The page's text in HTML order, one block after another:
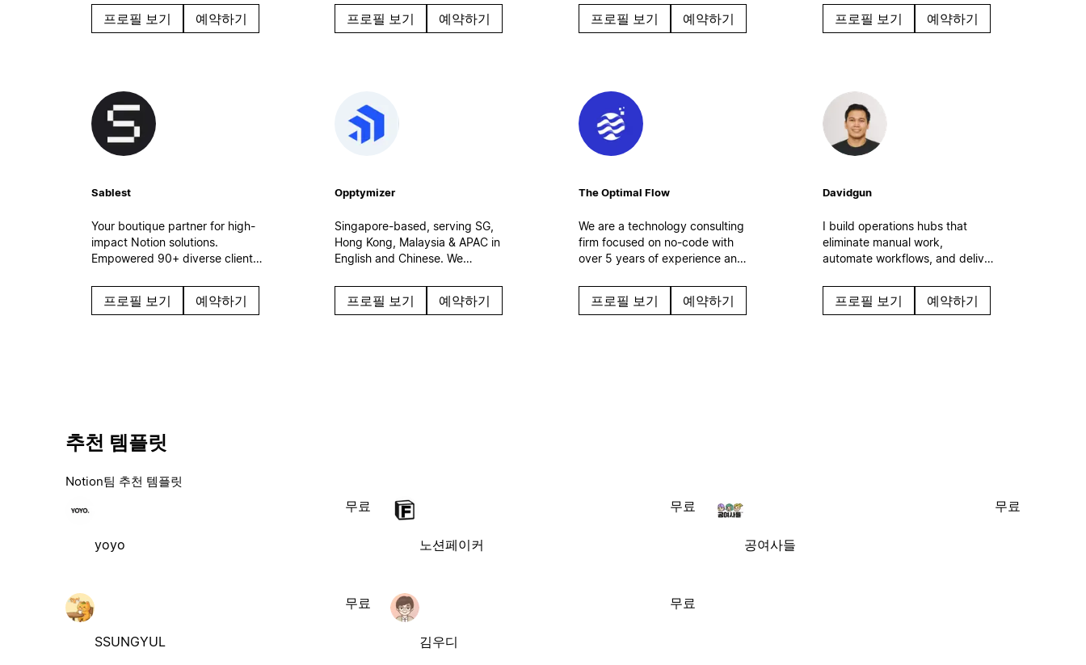
tasks, clean processes, and
automatic workflows to keep
프로필 보기 예약하기
(SMBs) and corporations
manage information, enhance
프로필 보기 예약하기
time, energy, and revenue are
leaking for businesses of all
scale in Notion!
프로필 보기 예약하기
grâce à des systèmes digitaux
simples et efficaces, qui
프로필 보기 예약하기
Sablest
Your boutique partner for high-
impact Notion solutions.
Empowered 90+ diverse clients
needs a dedicated Notion
partner to achieve its full
프로필 보기 예약하기
Opptymizer
Singapore-based, serving SG,
Hong Kong, Malaysia & APAC in
English and Chinese. We
workspace layer of your
customer operations —
프로필 보기 예약하기
The Optimal Flow
We are a technology consulting
firm focused on no-code with
over 5 years of experience and
creation and optimization of
digital work systems,
프로필 보기 예약하기
Davidgun
I build operations hubs that
eliminate manual work,
automate workflows, and deliver
in AI integration, process
automation, and ROI-focused
프로필 보기 예약하기
추천 템플릿
Notion팀 추천 템플릿
yoyo
무료
노션페이커
무료
공여사들
무료
SSUNGYUL
무료
김우디
무료